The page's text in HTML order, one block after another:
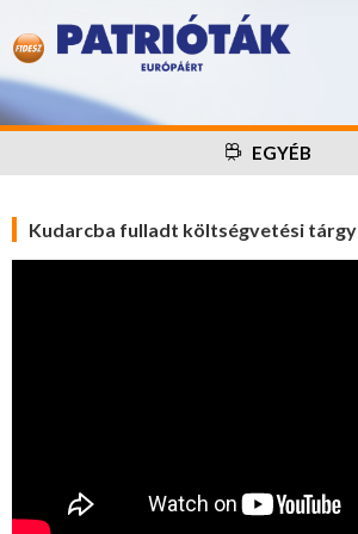
EGYÉB
Kudarcba fulladt költségvetési